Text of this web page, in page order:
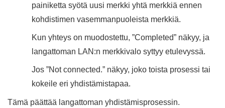
painiketta syötä uusi merkki yhtä merkkiä ennen
kohdistimen vasemmanpuoleista merkkiä.
Kun yhteys on muodostettu, ”Completed” näkyy, ja
langattoman LAN:n merkkivalo syttyy etulevyssä.
Jos ”Not connected.” näkyy, joko toista prosessi tai
kokeile eri yhdistämistapaa.
Tämä päättää langattoman yhdistämisprosessin.